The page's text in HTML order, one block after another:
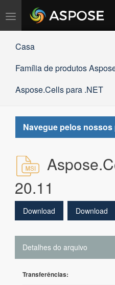
Alternar
navegação
Casa
Família de produtos
Aspose.Cells para .NET
Navegue pelos
20.11
Download Download
Detalhes do arquivo
Transferências: